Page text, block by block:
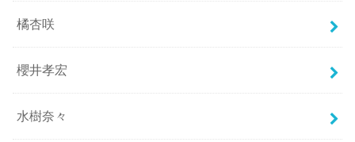
橘杏咲
櫻井孝宏
水樹奈々